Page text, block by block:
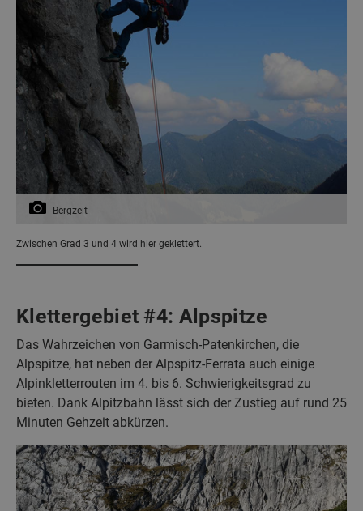
Bergzeit
Zwischen Grad 3 und 4 wird hier geklettert.
Klettergebiet #4: Alpspitze
Das Wahrzeichen von Garmisch-Patenkirchen, die
Alpspitze, hat neben der Alpspitz-Ferrata auch einige
Alpinkletterrouten im 4. bis 6. Schwierigkeitsgrad zu
bieten. Dank Alpitzbahn lässt sich der Zustieg auf rund 25
Minuten Gehzeit abkürzen.